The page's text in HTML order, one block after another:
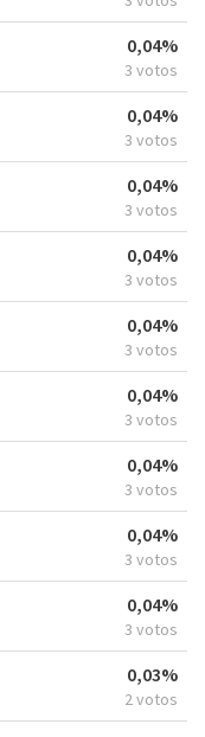
0,04%
3 votos
0,04%
3 votos
0,04%
3 votos
0,04%
3 votos
0,04%
3 votos
0,04%
3 votos
0,04%
3 votos
0,04%
3 votos
0,04%
3 votos
0,03%
2 votos